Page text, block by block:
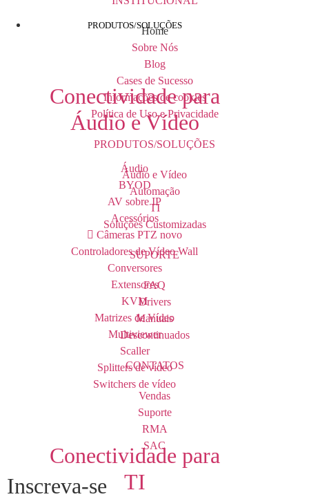
PRODUTOS/SOLUÇÕES
Conectividade para
Áudio e Vídeo
Áudio
BYOD
AV sobre IP
Acessórios
Câmeras PTZ novo
Controladores de Vídeo Wall
Conversores
Extensores
KVM
Matrizes de Vídeo
Multiviewer
Scaller
Splitters de vídeo
Switchers de vídeo
Conectividade para
TI
Home
Sobre Nós
Blog
Cases de Sucesso
Informações de cookies
Política de Uso e Privacidade
PRODUTOS/SOLUÇÕES
Áudio e Vídeo
Automação
TI
Soluções Customizadas
SUPORTE
FAQ
Drivers
Manuais
Descontinuados
CONTATOS
Vendas
Suporte
RMA
SAC
Inscreva-se